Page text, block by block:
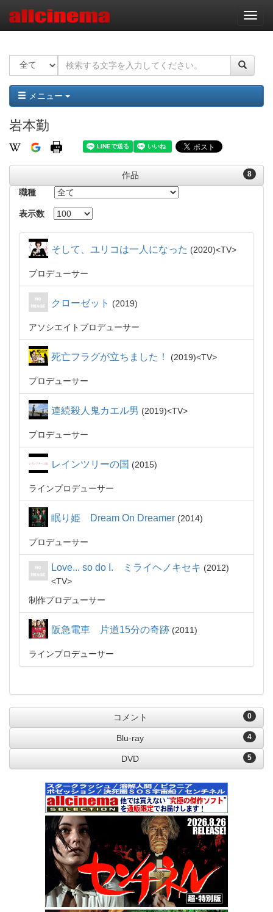
ナ
ビ
ー
ョ
ン
メニュー
岩本勤
8
作品
職種
表示数
そして、ユリコは一人になった 2020 TV
プロデューサー
クローゼット 2019
アソシエイトプロデューサー
死亡フラグが立ちました！ 2019 TV
プロデューサー
連続殺人鬼カエル男 2019 TV
プロデューサー
レインツリーの国 2015
ラインプロデューサー
眠り姫 Dream On Dreamer 2014
プロデューサー
Love... so do I. ミライヘノキセキ
2012
TV
制作プロデューサー
阪急電車 片道15分の奇跡 2011
ラインプロデューサー
0
コメント
4
Blu-ray
5
DVD